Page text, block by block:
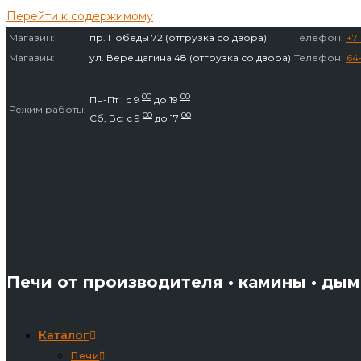
Перейти к содержимому
Магазин: пр. Победы 72 (отгрузка со двора) Телефон: +7
Магазин:
ул. Верещагина 48 (отгрузка со двора) Телефон:
Режим работы:
Пн-Пт : с 9 00 до 19 00
Сб, Вс: с 9 00 до 17 00
Печи от производителя • камины •
Каталог
Печи